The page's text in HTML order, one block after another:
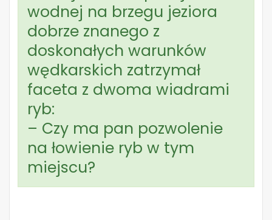
wodnej na brzegu jeziora
dobrze znanego z
doskonałych warunków
wędkarskich zatrzymał
faceta z dwoma wiadrami
ryb:
– Czy ma pan pozwolenie
na łowienie ryb w tym
miejscu?